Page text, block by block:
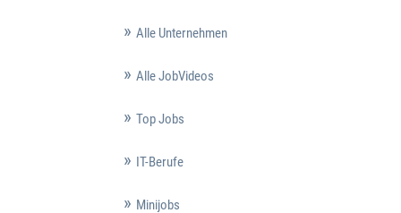
Alle Unternehmen
Alle JobVideos
Top Jobs
IT-Berufe
Minijobs